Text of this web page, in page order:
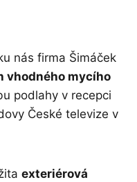
nás firma Šimáček
vhodného mycího
podlahy v recepci
České televize v
exteriérová